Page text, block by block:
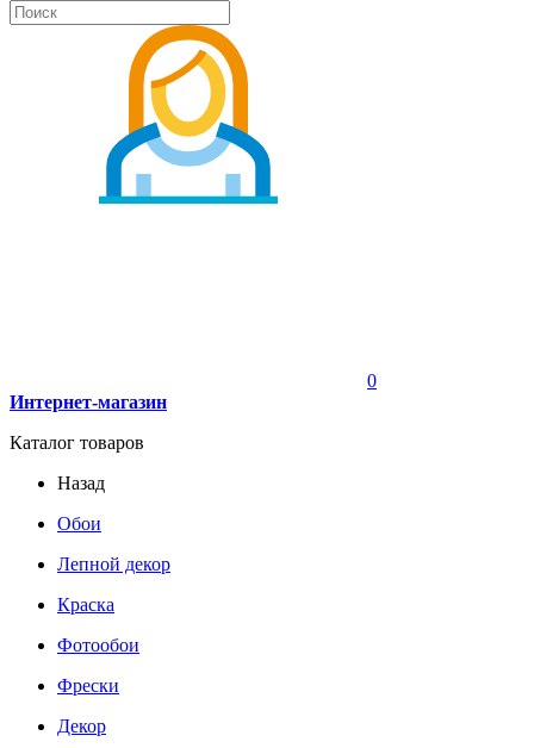
0
Интернет-магазин
Каталог товаров
Назад
Обои
Лепной декор
Краска
Фотообои
Фрески
Декор